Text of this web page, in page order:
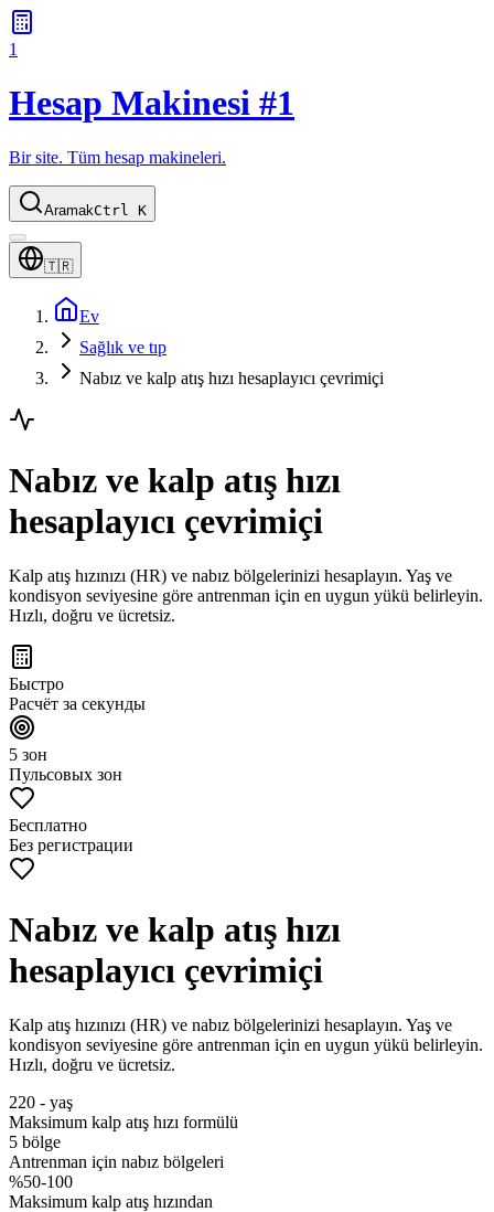
1
Hesap Makinesi #1
Bir site. Tüm hesap makineleri.
AramakCtrl K
🇹🇷
Ev
Sağlık ve tıp
Nabız ve kalp atış hızı hesaplayıcı çevrimiçi
Nabız ve kalp atış hızı
hesaplayıcı çevrimiçi
Kalp atış hızınızı (HR) ve nabız bölgelerinizi hesaplayın. Yaş ve
kondisyon seviyesine göre antrenman için en uygun yükü belirleyin.
Hızlı, doğru ve ücretsiz.
Быстро
Расчёт за секунды
5 зон
Пульсовых зон
Бесплатно
Без регистрации
Nabız ve kalp atış hızı
hesaplayıcı çevrimiçi
Kalp atış hızınızı (HR) ve nabız bölgelerinizi hesaplayın. Yaş ve
kondisyon seviyesine göre antrenman için en uygun yükü belirleyin.
Hızlı, doğru ve ücretsiz.
220 - yaş
Maksimum kalp atış hızı formülü
5 bölge
Antrenman için nabız bölgeleri
%50-100
Maksimum kalp atış hızından